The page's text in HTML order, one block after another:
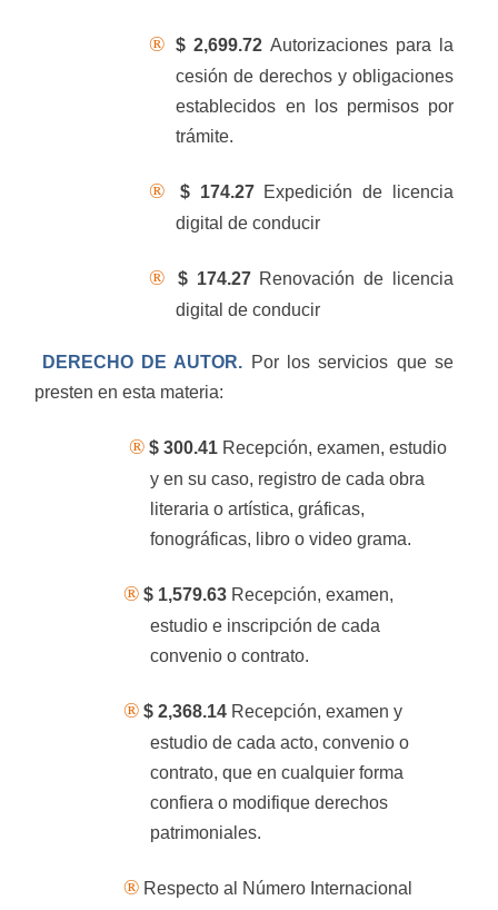
® $ 2,699.72Autorizaciones para la
cesión de derechos y obligaciones
establecidos en los permisos por
trámite.
® $ 174.27 Expedición de licencia
digital de conducir
® $ 174.27 Renovación de licencia
digital de conducir
DERECHO DE AUTOR. Por los servicios que se
presten en esta materia:
® $ 300.41 Recepción, examen, estudio
y en su caso, registro de cada obra
literaria o artística, gráficas,
fonográficas, libro o video grama.
® $ 1,579.63 Recepción, examen,
estudio e inscripción de cada
convenio o contrato.
® $ 2,368.14 Recepción, examen y
estudio de cada acto, convenio o
contrato, que en cualquier forma
confiera o modifique derechos
patrimoniales.
® Respecto al Número Internacional